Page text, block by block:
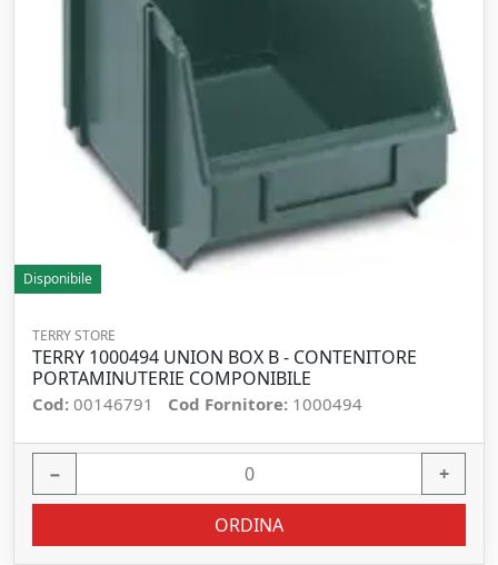
Disponibile
TERRY STORE
TERRY 1000494 UNION BOX B - CONTENITORE
PORTAMINUTERIE COMPONIBILE
Cod: 00146791 Cod Fornitore: 1000494
− +
ORDINA